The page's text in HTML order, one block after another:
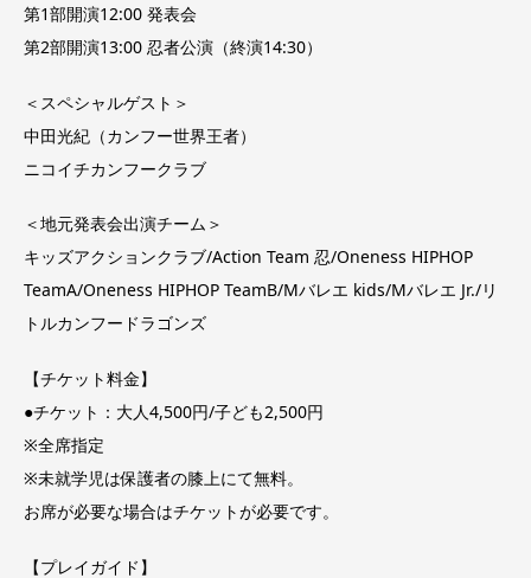
第1部開演12:00 発表会
第2部開演13:00 忍者公演（終演14:30）
＜スペシャルゲスト＞
中田光紀（カンフー世界王者）
ニコイチカンフークラブ
＜地元発表会出演チーム＞
キッズアクションクラブ/Action Team 忍/Oneness HIPHOP
TeamA/Oneness HIPHOP TeamB/Mバレエ kids/Mバレエ Jr./リ
トルカンフードラゴンズ
【チケット料金】
●チケット：大人4,500円/子ども2,500円
※全席指定
※未就学児は保護者の膝上にて無料。
お席が必要な場合はチケットが必要です。
【プレイガイド】